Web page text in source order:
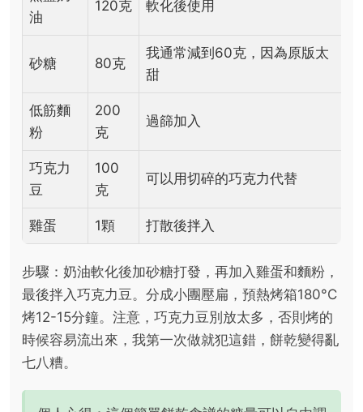
油
120克 軟化後使用
砂糖 80克
我通常減到60克，因為原版太
甜
低筋麵
粉
200
克
過篩加入
巧克力
豆
100
克
可以用切碎的巧克力代替
雞蛋 1顆 打散後拌入
步驟：奶油軟化後加砂糖打發，再加入雞蛋和麵粉，
最後拌入巧克力豆。分成小團壓扁，預熱烤箱180°C
烤12-15分鐘。注意，巧克力豆別放太多，否則烤的
時候容易流出來，我第一次做就犯這錯，餅乾變得亂
七八糟。